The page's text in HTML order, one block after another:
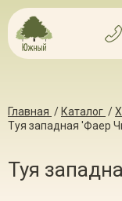
Главная / Каталог /
Туя западная 'Фаер
Туя